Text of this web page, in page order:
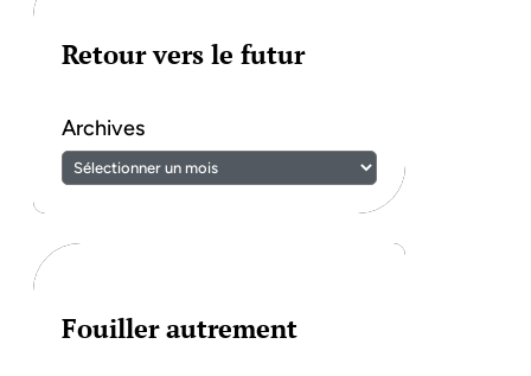
Retour vers le futur
Archives
Fouiller autrement